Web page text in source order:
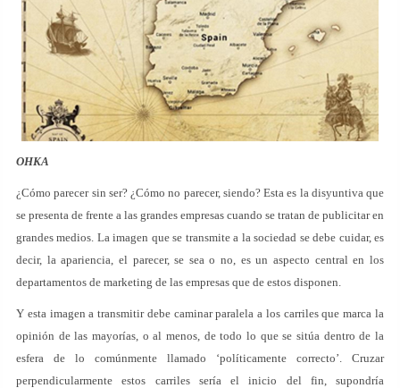
OHKA
¿Cómo parecer sin ser? ¿Cómo no parecer, siendo? Esta es la disyuntiva que
se presenta de frente a las grandes empresas cuando se tratan de publicitar en
grandes medios. La imagen que se transmite a la sociedad se debe cuidar, es
decir, la apariencia, el parecer, se sea o no, es un aspecto central en los
departamentos de marketing de las empresas que de estos disponen.
Y esta imagen a transmitir debe caminar paralela a los carriles que marca la
opinión de las mayorías, o al menos, de todo lo que se sitúa dentro de la
esfera de lo comúnmente llamado ‘políticamente correcto’. Cruzar
perpendicularmente estos carriles sería el inicio del fin, supondría